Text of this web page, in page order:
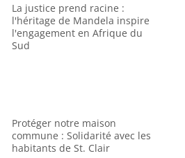
La justice prend racine :
l'héritage de Mandela inspire
l'engagement en Afrique du
Sud
Protéger notre maison
commune : Solidarité avec les
habitants de St. Clair